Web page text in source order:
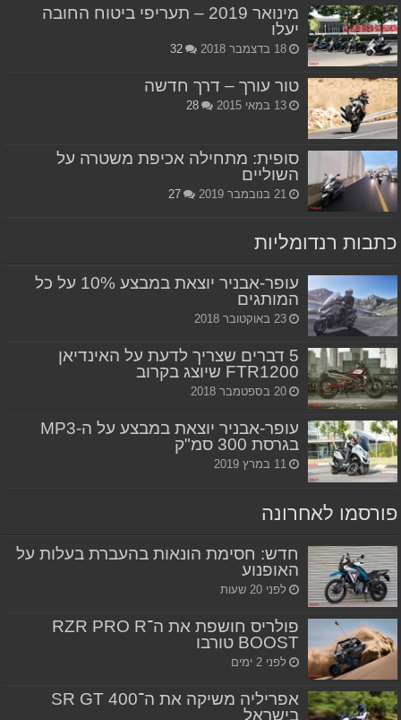
מינואר 2019 – תעריפי ביטוח החובה
יעלו
18 בדצמבר 2018 32
טור עורך – דרך חדשה
13 במאי 2015 28
סופית: מתחילה אכיפת משטרה על
השוליים
21 בנובמבר 2019 27
כתבות רנדומליות
עופר-אבניר יוצאת במבצע 10% על כל
המותגים
23 באוקטובר 2018
5 דברים שצריך לדעת על האינדיאן
FTR1200 שיוצג בקרוב
20 בספטמבר 2018
עופר-אבניר יוצאת במבצע על ה-MP3
בגרסת 300 סמ"ק
11 במרץ 2019
פורסמו לאחרונה
חדש: חסימת הונאות בהעברת בעלות על
האופנוע
לפני 20 שעות
פולריס חושפת את ה־RZR PRO R
BOOST טורבו
לפני 2 ימים
אפריליה משיקה את ה־SR GT 400
בישראל